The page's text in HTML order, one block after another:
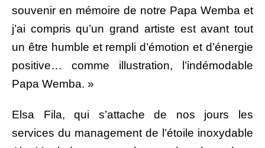
souvenir en mémoire de notre Papa Wemba et
j’ai compris qu’un grand artiste est avant tout
un être humble et rempli d’émotion et d’énergie
positive… comme illustration, l’indémodable
Papa Wemba. »
Elsa Fila, qui s’attache de nos jours les
services du management de l’étoile inoxydable